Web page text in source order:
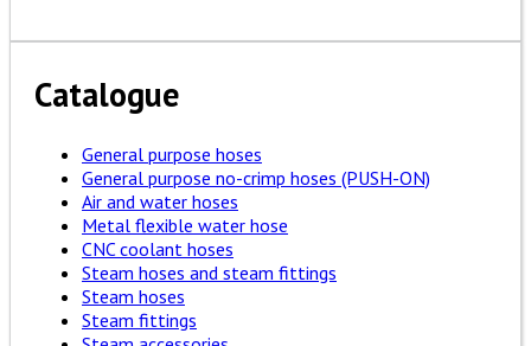
Catalogue
General purpose hoses
General purpose no-crimp hoses (PUSH-ON)
Air and water hoses
Metal flexible water hose
CNC coolant hoses
Steam hoses and steam fittings
Steam hoses
Steam fittings